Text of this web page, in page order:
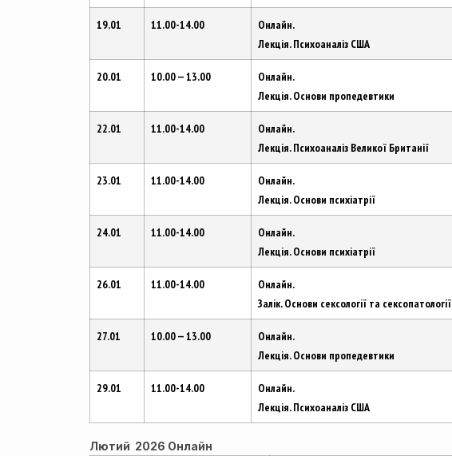
19.01 11.00-14.00
Онлайн.
Лекція. Психоаналіз США
20.01 10.00 — 13.00
Онлайн.
Лекція. Основи пропедевтики
22.01 11.00-14.00
Онлайн.
Лекція. Психоаналіз Великої Британії
23.01 11.00-14.00
Онлайн.
Лекція. Основи психіатрії
24.01 11.00-14.00
Онлайн.
Лекція. Основи психіатрії
26.01 11.00-14.00
Онлайн.
Залік. Основи сексології та сексопатології
27.01 10.00 — 13.00
Онлайн.
Лекція. Основи пропедевтики
29.01 11.00-14.00
Онлайн.
Лекція. Психоаналіз США
Лютий 2026 Онлайн